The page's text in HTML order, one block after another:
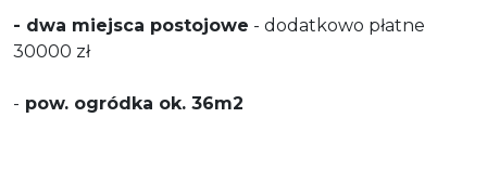
- dwa miejsca postojowe - dodatkowo płatne
30000 zł
- pow. ogródka ok. 36m2